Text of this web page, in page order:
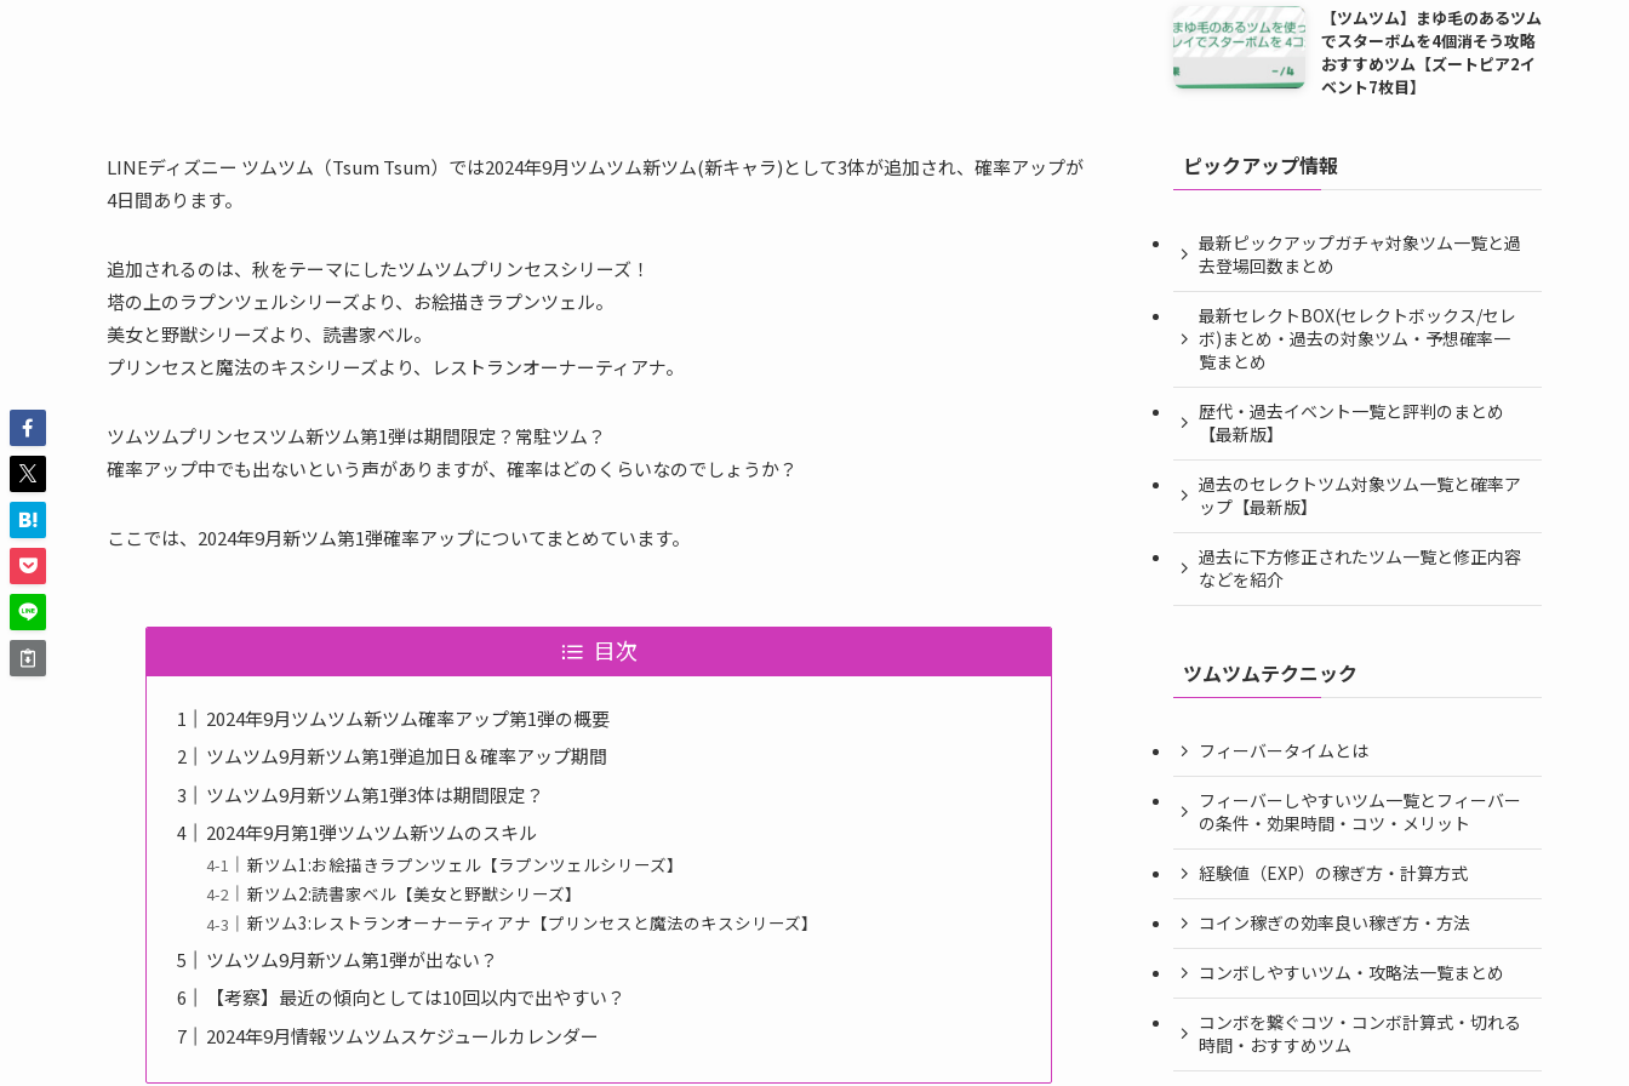
LINEディズニー ツムツム（Tsum Tsum）では2024年9月ツムツム新ツム(新キャラ)として3体が追加され、確率アップが
4日間あります。
追加されるのは、秋をテーマにしたツムツムプリンセスシリーズ！
塔の上のラプンツェルシリーズより、お絵描きラプンツェル。
美女と野獣シリーズより、読書家ベル。
プリンセスと魔法のキスシリーズより、レストランオーナーティアナ。
ツムツムプリンセスツム新ツム第1弾は期間限定？常駐ツム？
確率アップ中でも出ないという声がありますが、確率はどのくらいなのでしょうか？
ここでは、2024年9月新ツム第1弾確率アップについてまとめています。
目次
2024年9月ツムツム新ツム確率アップ第1弾の概要
ツムツム9月新ツム第1弾追加日＆確率アップ期間
ツムツム9月新ツム第1弾3体は期間限定？
2024年9月第1弾ツムツム新ツムのスキル
新ツム1:お絵描きラプンツェル【ラプンツェルシリーズ】
新ツム2:読書家ベル【美女と野獣シリーズ】
新ツム3:レストランオーナーティアナ【プリンセスと魔法のキスシリーズ】
ツムツム9月新ツム第1弾が出ない？
【考察】最近の傾向としては10回以内で出やすい？
2024年9月情報ツムツムスケジュールカレンダー
【ツムツム】まゆ毛のあるツム
でスターボムを4個消そう攻略
おすすめツム【ズートピア2イ
ベント7枚目】
ピックアップ情報
最新ピックアップガチャ対象ツム一覧と過
去登場回数まとめ
最新セレクトBOX(セレクトボックス/セレ
ボ)まとめ・過去の対象ツム・予想確率一
覧まとめ
歴代・過去イベント一覧と評判のまとめ
【最新版】
過去のセレクトツム対象ツム一覧と確率ア
ップ【最新版】
過去に下方修正されたツム一覧と修正内容
などを紹介
ツムツムテクニック
フィーバータイムとは
フィーバーしやすいツム一覧とフィーバー
の条件・効果時間・コツ・メリット
経験値（EXP）の稼ぎ方・計算方式
コイン稼ぎの効率良い稼ぎ方・方法
コンボしやすいツム・攻略法一覧まとめ
コンボを繋ぐコツ・コンボ計算式・切れる
時間・おすすめツム